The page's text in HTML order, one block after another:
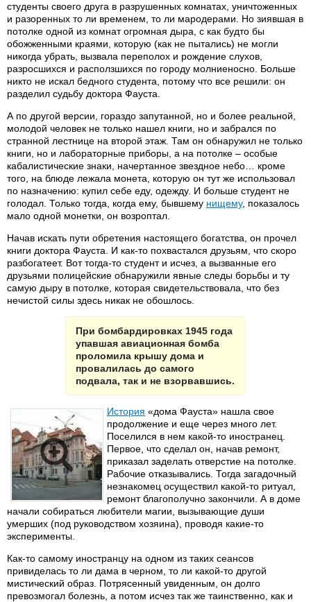
студенты своего друга в разрушенных комнатах, уничтоженных
и разоренных то ли временем, то ли мародерами. Но зиявшая в
потолке одной из комнат огромная дыра, с как будто бы
обожженными краями, которую (как не пытались) не могли
никогда убрать, вызвала переполох и рождение слухов,
разросшихся и расползшихся по городу молниеносно. Больше
никто не искал бедного студента, потому что все решили: он
разделил судьбу доктора Фауста.
А по другой версии, гораздо запутанной, но и более реальной,
молодой человек не только нашел книги, но и забрался по
странной лестнице на второй этаж. Там он обнаружил не только
книги, но и лабораторные приборы, а на потолке – особые
кабалистические знаки, начертанное звездное небо… кроме
того, на блюде лежала монета, которую он тут же использовал
по назначению: купил себе еду, одежду. И больше студент не
голодал. Только тогда, когда ему, бывшему нищему, показалось
мало одной монетки, он возроптал.
Начав искать пути обретения настоящего богатства, он прочел
книги доктора Фауста. И как-то похвастался друзьям, что скоро
разбогатеет. Вот тогда-то студент и исчез, а вызванные его
друзьями полицейские обнаружили явные следы борьбы и ту
самую дыру в потолке, которая свидетельствовала, что без
нечистой силы здесь никак не обошлось.
При бомбардировках 1945 года
упавшая авиационная бомба
проломила крышу дома и
провалилась до самого
подвала, так и не взорвавшись.
История «дома Фауста» нашла свое
продолжение и еще через много лет.
Поселился в нем какой-то иностранец.
Первое, что сделал он, начав ремонт,
приказал заделать отверстие на потолке.
Рабочие отказывались. Тогда загадочный
незнакомец осуществил какой-то ритуал,
ремонт благополучно закончили. А в доме
начали собираться любители магии, вызывающие души
умерших (под руководством хозяина), проводя какие-то
эксперименты.
Как-то самому иностранцу на одном из таких сеансов
привиделась то ли дама в черном, то ли какой-то другой
мистический образ. Потрясенный увиденным, он долго
превозмогал болезнь, а потом исчез так же таинственно, как и